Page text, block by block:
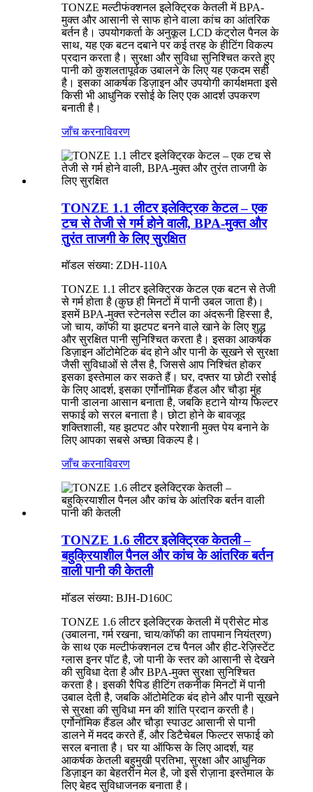
TONZE मल्टीफंक्शनल इलेक्ट्रिक केतली में BPA-
मुक्त और आसानी से साफ होने वाला कांच का आंतरिक
बर्तन है। उपयोगकर्ता के अनुकूल LCD कंट्रोल पैनल के
साथ, यह एक बटन दबाने पर कई तरह के हीटिंग विकल्प
प्रदान करता है। सुरक्षा और सुविधा सुनिश्चित करते हुए
पानी को कुशलतापूर्वक उबालने के लिए यह एकदम सही
है। इसका आकर्षक डिज़ाइन और उपयोगी कार्यक्षमता इसे
किसी भी आधुनिक रसोई के लिए एक आदर्श उपकरण
बनाती है।
जाँच करनाविवरण
TONZE 1.1 लीटर इलेक्ट्रिक केटल – एक
टच से तेजी से गर्म होने वाली, BPA-मुक्त और
तुरंत ताजगी के लिए सुरक्षित
मॉडल संख्या: ZDH-110A
TONZE 1.1 लीटर इलेक्ट्रिक केटल एक बटन से तेजी
से गर्म होता है (कुछ ही मिनटों में पानी उबल जाता है)।
इसमें BPA-मुक्त स्टेनलेस स्टील का अंदरूनी हिस्सा है,
जो चाय, कॉफी या झटपट बनने वाले खाने के लिए शुद्ध
और सुरक्षित पानी सुनिश्चित करता है। इसका आकर्षक
डिज़ाइन ऑटोमेटिक बंद होने और पानी के सूखने से सुरक्षा
जैसी सुविधाओं से लैस है, जिससे आप निश्चिंत होकर
इसका इस्तेमाल कर सकते हैं। घर, दफ्तर या छोटी रसोई
के लिए आदर्श, इसका एर्गोनॉमिक हैंडल और चौड़ा मुंह
पानी डालना आसान बनाता है, जबकि हटाने योग्य फिल्टर
सफाई को सरल बनाता है। छोटा होने के बावजूद
शक्तिशाली, यह झटपट और परेशानी मुक्त पेय बनाने के
लिए आपका सबसे अच्छा विकल्प है।
जाँच करनाविवरण
TONZE 1.6 लीटर इलेक्ट्रिक केतली –
बहुक्रियाशील पैनल और कांच के आंतरिक बर्तन
वाली पानी की केतली
मॉडल संख्या: BJH-D160C
TONZE 1.6 लीटर इलेक्ट्रिक केतली में प्रीसेट मोड
(उबालना, गर्म रखना, चाय/कॉफी का तापमान नियंत्रण)
के साथ एक मल्टीफंक्शनल टच पैनल और हीट-रेज़िस्टेंट
ग्लास इनर पॉट है, जो पानी के स्तर को आसानी से देखने
की सुविधा देता है और BPA-मुक्त सुरक्षा सुनिश्चित
करता है। इसकी रैपिड हीटिंग तकनीक मिनटों में पानी
उबाल देती है, जबकि ऑटोमेटिक बंद होने और पानी सूखने
से सुरक्षा की सुविधा मन की शांति प्रदान करती है।
एर्गोनॉमिक हैंडल और चौड़ा स्पाउट आसानी से पानी
डालने में मदद करते हैं, और डिटैचेबल फिल्टर सफाई को
सरल बनाता है। घर या ऑफिस के लिए आदर्श, यह
आकर्षक केतली बहुमुखी प्रतिभा, सुरक्षा और आधुनिक
डिज़ाइन का बेहतरीन मेल है, जो इसे रोज़ाना इस्तेमाल के
लिए बेहद सुविधाजनक बनाता है।